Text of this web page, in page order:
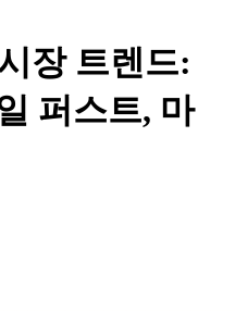
장 트렌드:
퍼스트, 마